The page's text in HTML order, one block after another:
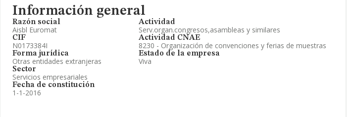
Información general
Razón social
Aisbl Euromat
CIF
N0173384I
Forma jurídica
Otras entidades extranjeras
Sector
Servicios empresariales
Fecha de constitución
1-1-2016
Actividad
Serv.organ.congresos,asambleas y similares
Actividad CNAE
8230 - Organización de convenciones y ferias de muestras
Estado de la empresa
Viva